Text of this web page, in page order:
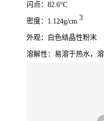
闪点：82.6°C
密度：1.124g/cm 3
外观：白色结晶性粉末
溶解性：易溶于热水，